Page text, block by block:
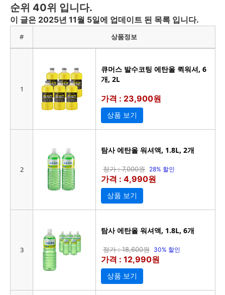
순위 40위 입니다.
이 글은 2025년 11월 5일에 업데이트 된 목록 입니다.
# 상품정보
1
큐머스 발수코팅 에탄올 퀵워셔, 6
개, 2L
가격 : 23,900원
상품 보기
2
탐사 에탄올 워셔액, 1.8L, 2개
정가 : 7,000원 28% 할인
가격 : 4,990원
상품 보기
3
탐사 에탄올 워셔액, 1.8L, 6개
정가 : 18,600원 30% 할인
가격 : 12,990원
상품 보기